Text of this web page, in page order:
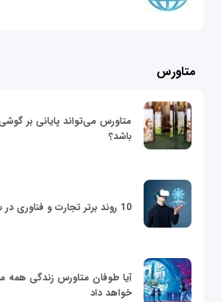
متاورس
متاورس می‌تواند پایانی بر
باشد؟
10 روند برتر تجارت و فناوری در سال 2022
آیا طوفان متاورس زندگی همه
خواهد داد